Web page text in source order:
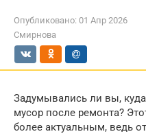
Опубликовано: 01 Апр 2026
Смирнова
Задумывались ли вы,
мусор после ремонта?
более актуальным, ведь